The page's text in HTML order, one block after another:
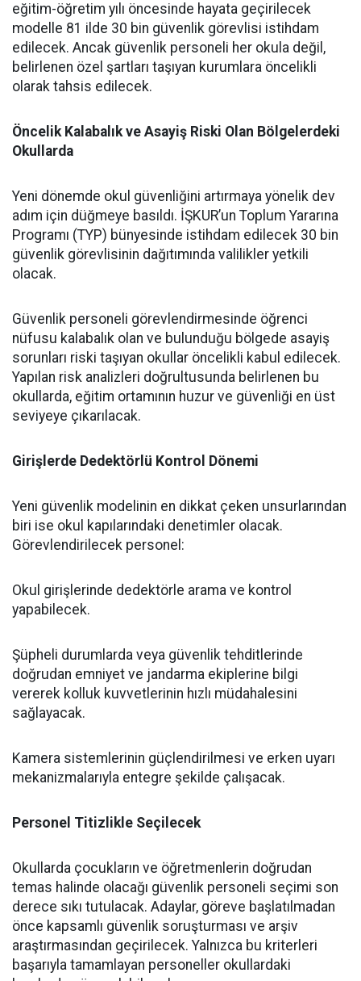
eğitim-öğretim yılı öncesinde hayata geçirilecek
modelle 81 ilde 30 bin güvenlik görevlisi istihdam
edilecek. Ancak güvenlik personeli her okula değil,
belirlenen özel şartları taşıyan kurumlara öncelikli
olarak tahsis edilecek.
Öncelik Kalabalık ve Asayiş Riski Olan Bölgelerdeki
Okullarda
​Yeni dönemde okul güvenliğini artırmaya yönelik dev
adım için düğmeye basıldı. İŞKUR’un Toplum Yararına
Programı (TYP) bünyesinde istihdam edilecek 30 bin
güvenlik görevlisinin dağıtımında valilikler yetkili
olacak.
​Güvenlik personeli görevlendirmesinde öğrenci
nüfusu kalabalık olan ve bulunduğu bölgede asayiş
sorunları riski taşıyan okullar öncelikli kabul edilecek.
Yapılan risk analizleri doğrultusunda belirlenen bu
okullarda, eğitim ortamının huzur ve güvenliği en üst
seviyeye çıkarılacak.
Girişlerde Dedektörlü Kontrol Dönemi
​Yeni güvenlik modelinin en dikkat çeken unsurlarından
biri ise okul kapılarındaki denetimler olacak.
Görevlendirilecek personel:
​Okul girişlerinde dedektörle arama ve kontrol
yapabilecek.
​Şüpheli durumlarda veya güvenlik tehditlerinde
doğrudan emniyet ve jandarma ekiplerine bilgi
vererek kolluk kuvvetlerinin hızlı müdahalesini
sağlayacak.
​Kamera sistemlerinin güçlendirilmesi ve erken uyarı
mekanizmalarıyla entegre şekilde çalışacak.
​Personel Titizlikle Seçilecek
​Okullarda çocukların ve öğretmenlerin doğrudan
temas halinde olacağı güvenlik personeli seçimi son
derece sıkı tutulacak. Adaylar, göreve başlatılmadan
önce kapsamlı güvenlik soruşturması ve arşiv
araştırmasından geçirilecek. Yalnızca bu kriterleri
başarıyla tamamlayan personeller okullardaki